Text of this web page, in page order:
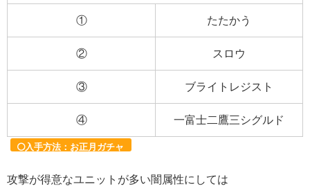
① たたかう
② スロウ
③ ブライトレジスト
④ 一富士二鷹三シグルド
入手方法：お正月ガチャ
攻撃が得意なユニットが多い闇属性にしては